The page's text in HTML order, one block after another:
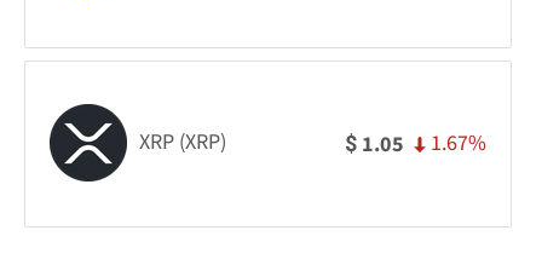
XRP (XRP) $ 1.05 1.67%